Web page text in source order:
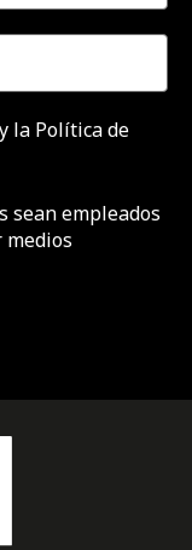
la Política de
sean empleados
medios